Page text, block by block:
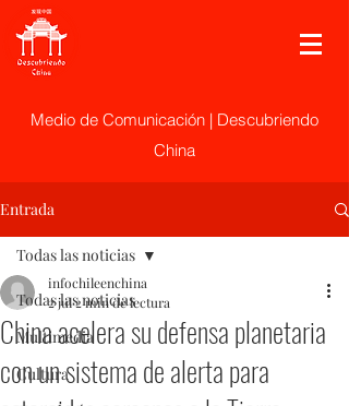
Medio de Comunicación | Descubriendo
China
Entrada
Todas las noticias
Multimedia
Cultura
Todas las noticias
China acelera su defensa planetaria
con un sistema de alerta para
infochileenchina
2 jul2 min de lectura